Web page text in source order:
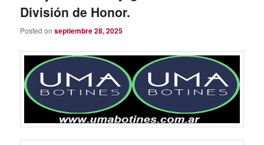
División de Honor.
Posted onseptiembre 28, 2025